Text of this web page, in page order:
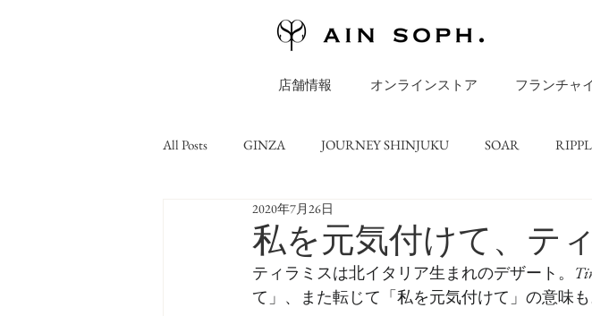
店舗情報 オンラインストア フランチャ
All Posts GINZA JOURNEY SHINJUKU SOAR
ONLINE STORE コラム
私を元気付けて、テ
2020年7月26日
ティラミスは北イタリア生まれのデザート。
て」、また転じて「私を元気付けて」の意味も